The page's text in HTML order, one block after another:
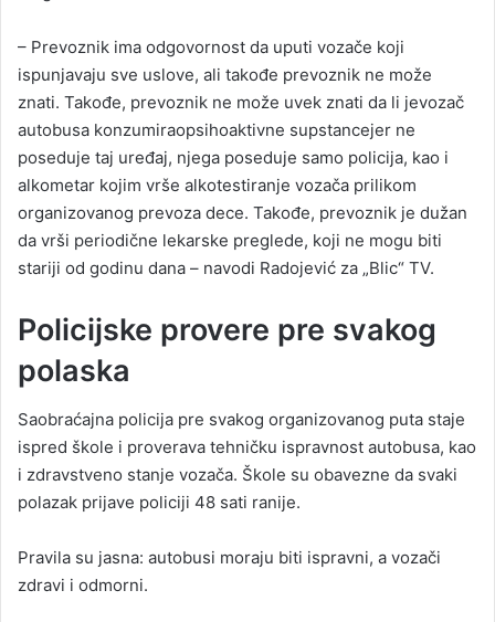
– Prevoznik ima odgovornost da uputi vozače koji
ispunjavaju sve uslove, ali takođe prevoznik ne može
znati. Takođe, prevoznik ne može uvek znati da li jevozač
autobusa konzumiraopsihoaktivne supstancejer ne
poseduje taj uređaj, njega poseduje samo policija, kao i
alkometar kojim vrše alkotestiranje vozača prilikom
organizovanog prevoza dece. Takođe, prevoznik je dužan
da vrši periodične lekarske preglede, koji ne mogu biti
stariji od godinu dana – navodi Radojević za „Blic“ TV.
Policijske provere pre svakog
polaska
Saobraćajna policija pre svakog organizovanog puta staje
ispred škole i proverava tehničku ispravnost autobusa, kao
i zdravstveno stanje vozača. Škole su obavezne da svaki
polazak prijave policiji 48 sati ranije.
Pravila su jasna: autobusi moraju biti ispravni, a vozači
zdravi i odmorni.